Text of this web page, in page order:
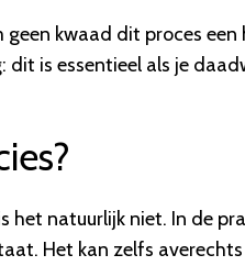
kwaad dit proces
is essentieel als je
het natuurlijk niet. In de
Het kan zelfs